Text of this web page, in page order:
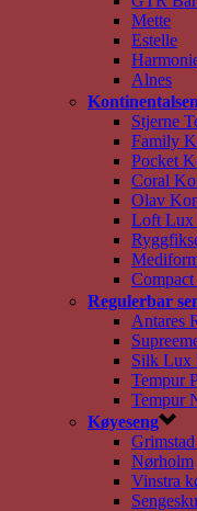
Mette
Estelle
Alnes
Stjerne
Family
Pocket
Coral
Olav
Loft Lux
Regulerbar
Antares
Silk Lux
Tempur
Tempur
Køyeseng
Nørholm
Vinstra